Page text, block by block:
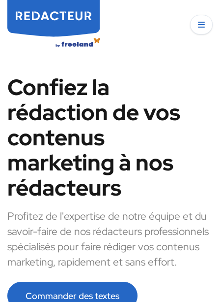
Confiez la
rédaction de vos
contenus
marketing à nos
rédacteurs
Profitez de l'expertise de notre équipe et du
savoir-faire de nos rédacteurs professionnels
spécialisés pour faire rédiger vos contenus
marketing, rapidement et sans effort.
Commander des textes